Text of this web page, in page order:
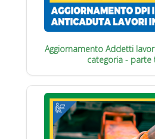
Aggiornamento Addetti
categoria - parte